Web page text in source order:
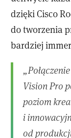
dzięki Cisco
do tworzenia
bardziej
Vision Pro
poziom
i
od